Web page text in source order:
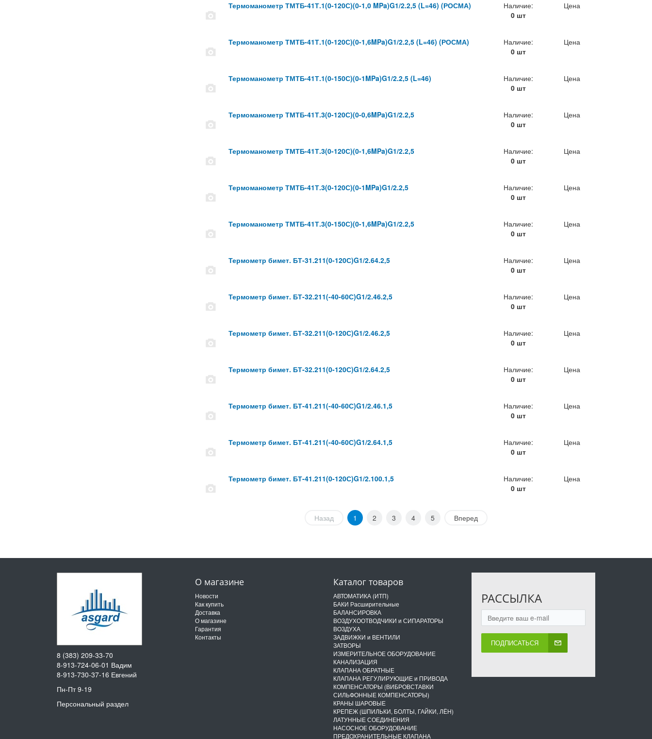
Термоманометр ТМТБ-41Т.1(0-120С)(0-1,0 MPa)G1/2.2,5 (L=46) (РОСМА)
Наличие:
0 шт
Цена
Термоманометр ТМТБ-41Т.1(0-120С)(0-1,6MPa)G1/2.2,5 (L=46) (РОСМА)
Наличие:
0 шт
Цена
Термоманометр ТМТБ-41Т.1(0-150С)(0-1MPa)G1/2.2,5 (L=46)
Наличие:
0 шт
Цена
Термоманометр ТМТБ-41Т.3(0-120С)(0-0,6MPa)G1/2.2,5
Наличие:
0 шт
Цена
Термоманометр ТМТБ-41Т.3(0-120С)(0-1,6MPa)G1/2.2,5
Наличие:
0 шт
Цена
Термоманометр ТМТБ-41Т.3(0-120С)(0-1MPa)G1/2.2,5
Наличие:
0 шт
Цена
Термоманометр ТМТБ-41Т.3(0-150С)(0-1,6MPa)G1/2.2,5
Наличие:
0 шт
Цена
Термометр бимет. БТ-31.211(0-120С)G1/2.64.2,5
Наличие:
0 шт
Цена
Термометр бимет. БТ-32.211(-40-60С)G1/2.46.2,5
Наличие:
0 шт
Цена
Термометр бимет. БТ-32.211(0-120С)G1/2.46.2,5
Наличие:
0 шт
Цена
Термометр бимет. БТ-32.211(0-120С)G1/2.64.2,5
Наличие:
0 шт
Цена
Термометр бимет. БТ-41.211(-40-60С)G1/2.46.1,5
Наличие:
0 шт
Цена
Термометр бимет. БТ-41.211(-40-60С)G1/2.64.1,5
Наличие:
0 шт
Цена
Термометр бимет. БТ-41.211(0-120С)G1/2.100.1,5
Наличие:
0 шт
Цена
Назад 1 2 3 4 5 Вперед
О магазине
Новости
Как купить
Доставка
О магазине
Гарантия
Контакты
Каталог товаров
АВТОМАТИКА (ИТП)
БАКИ Расширительные
БАЛАНСИРОВКА
ВОЗДУХООТВОДЧИКИ и СИПАРАТОРЫ
ВОЗДУХА
ЗАДВИЖКИ и ВЕНТИЛИ
ЗАТВОРЫ
ИЗМЕРИТЕЛЬНОЕ ОБОРУДОВАНИЕ
КАНАЛИЗАЦИЯ
КЛАПАНА ОБРАТНЫЕ
КЛАПАНА РЕГУЛИРУЮЩИЕ и ПРИВОДА
КОМПЕНСАТОРЫ (ВИБРОВСТАВКИ
СИЛЬФОННЫЕ КОМПЕНСАТОРЫ)
КРАНЫ ШАРОВЫЕ
КРЕПЕЖ (ШПИЛЬКИ, БОЛТЫ, ГАЙКИ, ЛЁН)
ЛАТУННЫЕ СОЕДИНЕНИЯ
НАСОСНОЕ ОБОРУДОВАНИЕ
ПРЕДОХРАНИТЕЛЬНЫЕ КЛАПАНА
РАССЫЛКА
ПОДПИСАТЬСЯ
8 (383) 209-33-70
8-913-724-06-01 Вадим
8-913-730-37-16 Евгений
Пн-Пт 9-19
Персональный раздел